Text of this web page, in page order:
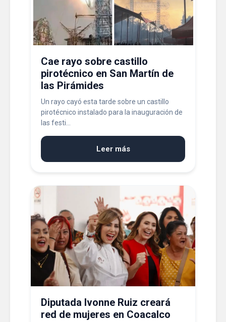
Cae rayo sobre castillo
pirotécnico en San Martín de
las Pirámides
Un rayo cayó esta tarde sobre un castillo
pirotécnico instalado para la inauguración de
las festi...
Leer más
Diputada Ivonne Ruiz creará
red de mujeres en Coacalco